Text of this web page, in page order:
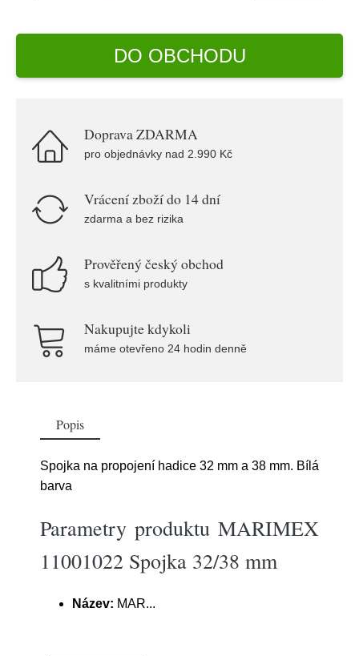
DO OBCHODU
Doprava ZDARMA
pro objednávky nad 2.990 Kč
Vrácení zboží do 14 dní
zdarma a bez rizika
Prověřený český obchod
s kvalitními produkty
Nakupujte kdykoli
máme otevřeno 24 hodin denně
Popis
Spojka na propojení hadice 32 mm a 38 mm. Bílá
barva
Parametry produktu MARIMEX
11001022 Spojka 32/38 mm
Název: MAR...